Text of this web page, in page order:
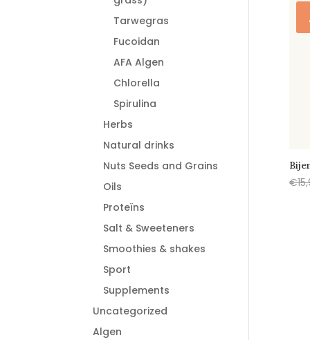
€
Tarwegras
Fucoidan
AFA Algen
Chlorella
Spirulina
Herbs
Natural drinks
Nuts Seeds and Grains
Oils
Proteïns
Salt & Sweeteners
Smoothies & shakes
Sport
Supplements
Uncategorized
Algen